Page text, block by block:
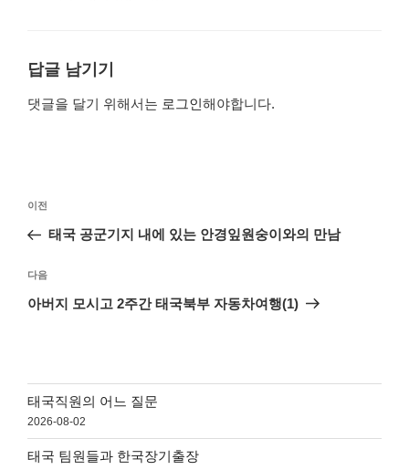
답글 남기기
댓글을 달기 위해서는 로그인해야합니다.
색
이
전
이전
태국 공군기지 내에 있는 안경잎원숭이와의 만남
다
음
다음
아버지 모시고 2주간 태국북부 자동차여행(1)
태국직원의 어느 질문
2026-08-02
태국 팀원들과 한국장기출장